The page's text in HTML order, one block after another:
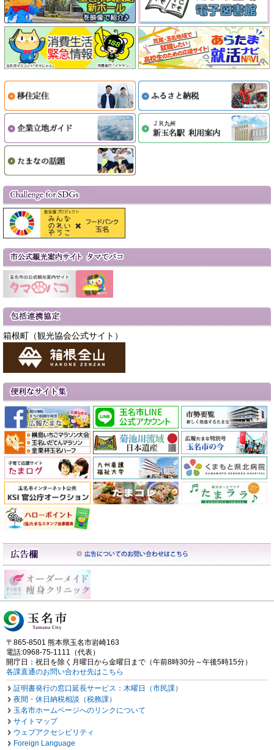
箱根町（観光協会公式サイト）
〒865-8501 熊本県玉名市岩崎163
電話:0968-75-1111（代表）
開庁日：祝日を除く月曜日から金曜日まで（午前8時30分～午後5時15分）
各課直通のお問い合わせ先はこちら
証明書発行の窓口延長サービス：木曜日（市民課）
夜間・休日納税相談（税務課）
玉名市ホームページへのリンクについて
サイトマップ
ウェブアクセシビリティ
Foreign Language